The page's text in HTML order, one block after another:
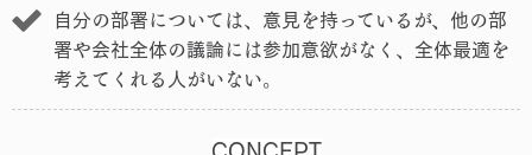
自分の部署については、意見を持っているが、他の部
署や会社全体の議論には参加意欲がなく、全体最適を
考えてくれる人がいない。
CONCEPT